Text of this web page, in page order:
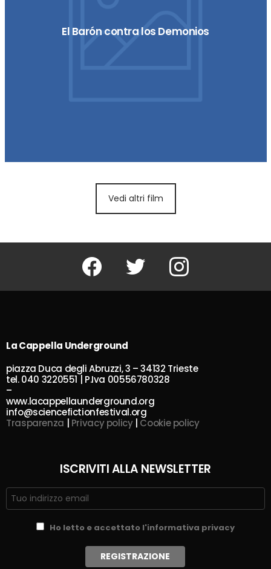
El Barón contra los Demonios
Vedi altri film
Facebook Twitter Instagram
La Cappella Underground
piazza Duca degli Abruzzi, 3 – 34132 Trieste
tel. 040 3220551 | P.Iva 00556780328
–
www.lacappellaunderground.org
info@sciencefictionfestival.org
Trasparenza | Privacy policy| Cookie policy
ISCRIVITI ALLA NEWSLETTER
Ho letto e accettato l'informativa privacy